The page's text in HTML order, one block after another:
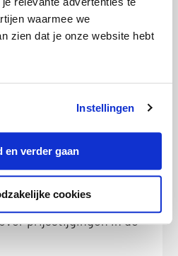
waarmee we
zien dat je onze website hebt
Instellingen
en verder gaan
cookies
is het fijn dat je
ieder jaar kunt
of
contract voor 2 of 3
zekerheid. Dit is
dat de
stijgen en je je geen
prijsstijgingen in de